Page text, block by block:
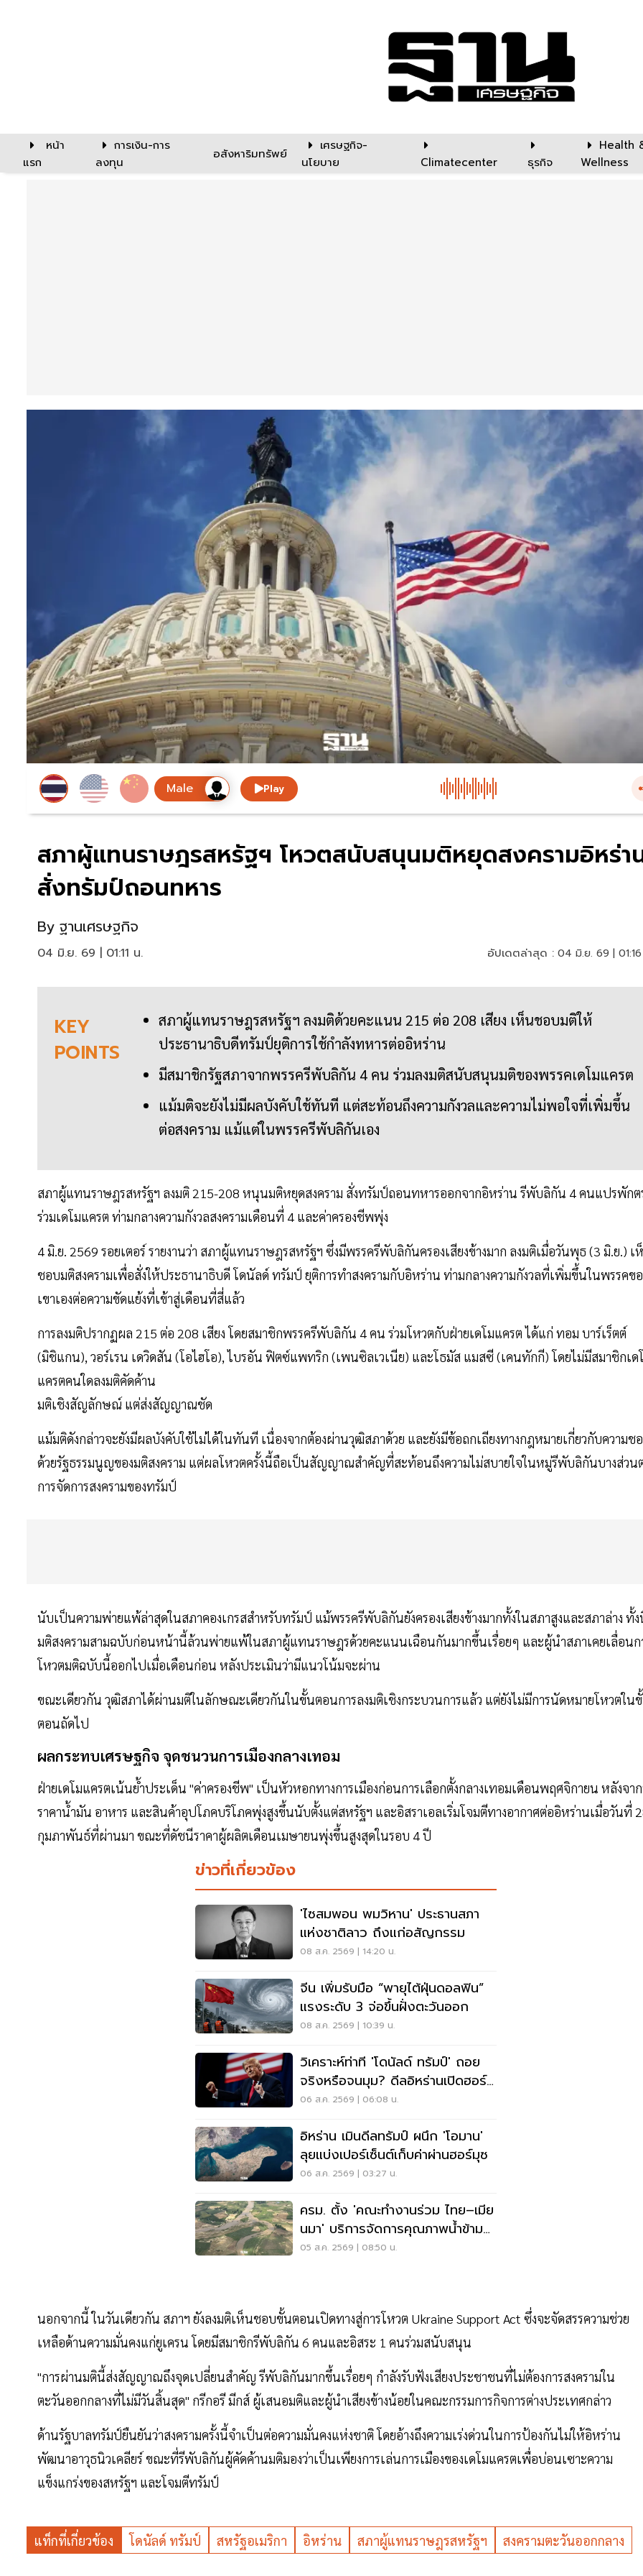
หน้า
แรก
การเงิน-การ
ลงทุน
อสังหาริมทรัพย์
เศรษฐกิจ-
นโยบาย
Climatecenter ธุรกิจ
Health
Wellness
Play
สภาผู้แทนราษฎรสหรัฐฯ โหวตสนับสนุนมติหยุดสงครามอิหร่า
สั่งทรัมป์ถอนทหาร
By ฐานเศรษฐกิจ
04 มิ.ย. 69 | 01:11 น. อัปเดตล่าสุด : 04 มิ.ย. 69 |
KEY
POINTS
สภาผู้แทนราษฎรสหรัฐฯ ลงมติด้วยคะแนน 215 ต่อ 208 เสียง เห็นชอบมติให้
ประธานาธิบดีทรัมป์ยุติการใช้กำลังทหารต่ออิหร่าน
มีสมาชิกรัฐสภาจากพรรครีพับลิกัน 4 คน ร่วมลงมติสนับสนุนมติของพรรคเดโมแครต
แม้มติจะยังไม่มีผลบังคับใช้ทันที แต่สะท้อนถึงความกังวลและความไม่พอใจที่เพิ่มขึ้น
ต่อสงคราม แม้แต่ในพรรครีพับลิกันเอง
สภาผู้แทนราษฎรสหรัฐฯ ลงมติ 215-208 หนุนมติหยุดสงคราม สั่งทรัมป์ถอนทหารออกจากอิหร่าน รีพับลิกัน 4 คนแปรพักต
ร่วมเดโมแครต ท่ามกลางความกังวลสงครามเดือนที่ 4 และค่าครองชีพพุ่ง
4 มิ.ย. 2569 รอยเตอร์ รายงานว่า สภาผู้แทนราษฎรสหรัฐฯ ซึ่งมีพรรครีพับลิกันครองเสียงข้างมาก ลงมติเมื่อวันพุธ (3 มิ.ย.) เ
ชอบมติสงครามเพื่อสั่งให้ประธานาธิบดี โดนัลด์ ทรัมป์ ยุติการทำสงครามกับอิหร่าน ท่ามกลางความกังวลที่เพิ่มขึ้นในพรรคข
เขาเองต่อความขัดแย้งที่เข้าสู่เดือนที่สี่แล้ว
การลงมติปรากฏผล 215 ต่อ 208 เสียง โดยสมาชิกพรรครีพับลิกัน 4 คน ร่วมโหวตกับฝ่ายเดโมแครต ได้แก่ ทอม บาร์เร็ตต์
(มิชิแกน), วอร์เรน เดวิดสัน (โอไฮโอ), ไบรอัน ฟิตซ์แพทริก (เพนซิลเวเนีย) และโธมัส แมสซี (เคนทักกี) โดยไม่มีสมาชิกเด
แครตคนใดลงมติคัดค้าน
มติเชิงสัญลักษณ์ แต่ส่งสัญญาณชัด
แม้มติดังกล่าวจะยังมีผลบังคับใช้ไม่ได้ในทันที เนื่องจากต้องผ่านวุฒิสภาด้วย และยังมีข้อถกเถียงทางกฎหมายเกี่ยวกับความช
ด้วยรัฐธรรมนูญของมติสงคราม แต่ผลโหวตครั้งนี้ถือเป็นสัญญาณสำคัญที่สะท้อนถึงความไม่สบายใจในหมู่รีพับลิกันบางส่วน
การจัดการสงครามของทรัมป์
นับเป็นความพ่ายแพ้ล่าสุดในสภาคองเกรสสำหรับทรัมป์ แม้พรรครีพับลิกันยังครองเสียงข้างมากทั้งในสภาสูงและสภาล่าง ทั้
มติสงครามสามฉบับก่อนหน้านี้ล้วนพ่ายแพ้ในสภาผู้แทนราษฎรด้วยคะแนนเฉือนกันมากขึ้นเรื่อยๆ และผู้นำสภาเคยเลื่อนก
โหวตมติฉบับนี้ออกไปเมื่อเดือนก่อน หลังประเมินว่ามีแนวโน้มจะผ่าน
ขณะเดียวกัน วุฒิสภาได้ผ่านมติในลักษณะเดียวกันในขั้นตอนการลงมติเชิงกระบวนการแล้ว แต่ยังไม่มีการนัดหมายโหวตใน
ตอนถัดไป
ผลกระทบเศรษฐกิจ จุดชนวนการเมืองกลางเทอม
ฝ่ายเดโมแครตเน้นย้ำประเด็น "ค่าครองชีพ" เป็นหัวหอกทางการเมืองก่อนการเลือกตั้งกลางเทอมเดือนพฤศจิกายน หลังจา
ราคาน้ำมัน อาหาร และสินค้าอุปโภคบริโภคพุ่งสูงขึ้นนับตั้งแต่สหรัฐฯ และอิสราเอลเริ่มโจมตีทางอากาศต่ออิหร่านเมื่อวันที่
กุมภาพันธ์ที่ผ่านมา ขณะที่ดัชนีราคาผู้ผลิตเดือนเมษายนพุ่งขึ้นสูงสุดในรอบ 4 ปี
ข่าวที่เกี่ยวข้อง
'ไซสมพอน พมวิหาน' ประธานสภา
แห่งชาติลาว ถึงแก่อสัญกรรม
08 ส.ค. 2569 | 14:20 น.
จีน เพิ่มรับมือ “พายุไต้ฝุ่นดอลฟิน”
แรงระดับ 3 จ่อขึ้นฝั่งตะวันออก
08 ส.ค. 2569 | 10:39 น.
วิเคราะห์ท่าที 'โดนัลด์ ทรัมป์' ถอย
จริงหรือจนมุม? ดีลอิหร่านเปิดฮอร์
มุซ
06 ส.ค. 2569 | 06:08 น.
อิหร่าน เมินดีลทรัมป์ ผนึก 'โอมาน'
ลุยแบ่งเปอร์เซ็นต์เก็บค่าผ่านฮอร์มุซ
06 ส.ค. 2569 | 03:27 น.
ครม. ตั้ง 'คณะทำงานร่วม ไทย–เมีย
นมา' บริการจัดการคุณภาพน้ำข้าม
แดน
05 ส.ค. 2569 | 08:50 น.
นอกจากนี้ ในวันเดียวกัน สภาฯ ยังลงมติเห็นชอบขั้นตอนเปิดทางสู่การโหวต Ukraine Support Act ซึ่งจะจัดสรรความช่วย
เหลือด้านความมั่นคงแก่ยูเครน โดยมีสมาชิกรีพับลิกัน 6 คนและอิสระ 1 คนร่วมสนับสนุน
"การผ่านมตินี้ส่งสัญญาณถึงจุดเปลี่ยนสำคัญ รีพับลิกันมากขึ้นเรื่อยๆ กำลังรับฟังเสียงประชาชนที่ไม่ต้องการสงครามใน
ตะวันออกกลางที่ไม่มีวันสิ้นสุด" กรีกอรี มีกส์ ผู้เสนอมติและผู้นำเสียงข้างน้อยในคณะกรรมการกิจการต่างประเทศกล่าว
ด้านรัฐบาลทรัมป์ยืนยันว่าสงครามครั้งนี้จำเป็นต่อความมั่นคงแห่งชาติ โดยอ้างถึงความเร่งด่วนในการป้องกันไม่ให้อิหร่าน
พัฒนาอาวุธนิวเคลียร์ ขณะที่รีพับลิกันผู้คัดค้านมติมองว่าเป็นเพียงการเล่นการเมืองของเดโมแครตเพื่อบ่อนเซาะความ
แข็งแกร่งของสหรัฐฯ และโจมตีทรัมป์
แท็กที่เกี่ยวข้อง โดนัลด์ ทรัมป์ สหรัฐอเมริกา อิหร่าน สภาผู้แทนราษฎรสหรัฐฯ สงครามตะวันออกกลาง